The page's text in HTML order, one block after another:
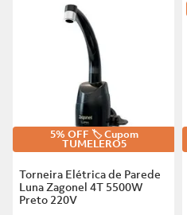
5% OFF 🏷️ Cupom
TUMELERO5
Torneira Elétrica de Parede
Luna Zagonel 4T 5500W
Preto 220V